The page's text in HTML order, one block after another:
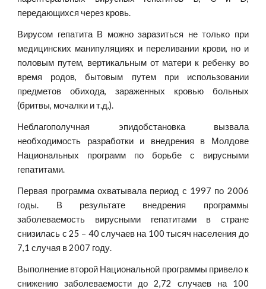
передающихся через кровь.
Вирусом гепатита В можно заразиться не только при
медицинских манипуляциях и переливании крови, но и
половым путем, вертикальным от матери к ребенку во
время родов, бытовым путем при использовании
предметов обихода, зараженных кровью больных
(бритвы, мочалки и т.д.).
Неблагополучная эпидобстановка вызвала
необходимость разработки и внедрения в Молдове
Национальных программ по борьбе с вирусными
гепатитами.
Первая программа охватывала период с 1997 по 2006
годы. В результате внедрения программы
заболеваемость вирусными гепатитами в стране
снизилась с 25 – 40 случаев на 100 тысяч населения до
7,1 случая в 2007 году.
Выполнение второй Национальной программы привело к
снижению заболеваемости до 2,72 случаев на 100